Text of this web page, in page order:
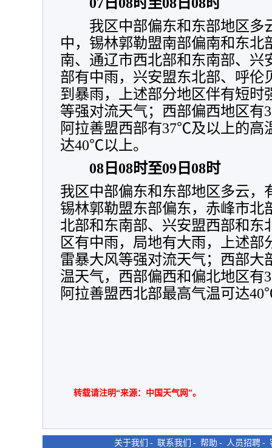
我区中部偏东和东部地区多
中，锡林郭勒盟南部偏南和东北
南、通辽市西北部和东南部、兴
部有中雨，兴安盟东北部、呼伦
到暴雨，上述部分地区伴有短时
等强对流天气；西部偏西地区
阿拉善盟西部有37℃及以上的高
达40℃以上。
08日08时至09日08时
我区中部偏东和东部地区多云，
锡林郭勒盟东部偏东，赤峰市北
北部和东南部、兴安盟西部和东
区有中雨，局地有大雨，上述部
雷暴大风等强对流天气；西部
温天气，西部偏西和偏北地区
阿拉善盟西北部最高气温可达
转载请注明“来源：中国天气网”。
关于我们 - 联系我们 - 帮助 - 人员招聘 -